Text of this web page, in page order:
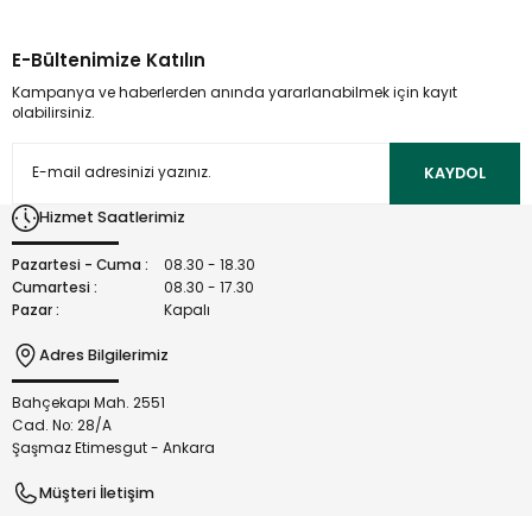
kullanarak tarafımıza iletebilirsiniz.
Görüş ve önerileriniz için teşekkür ederiz.
Ürün açıklamasında eksik bilgiler bulunuyor.
Bu ürüne benzer farklı alternatifler olmalı.
E-Bültenimize Katılın
Kampanya ve haberlerden anında yararlanabilmek için kayıt
olabilirsiniz.
KAYDOL
Hizmet Saatlerimiz
Pazartesi - Cuma :
08.30 - 18.30
Cumartesi :
08.30 - 17.30
Pazar :
Kapalı
Adres Bilgilerimiz
Bahçekapı Mah. 2551
Cad. No: 28/A
Şaşmaz Etimesgut - Ankara
Müşteri İletişim